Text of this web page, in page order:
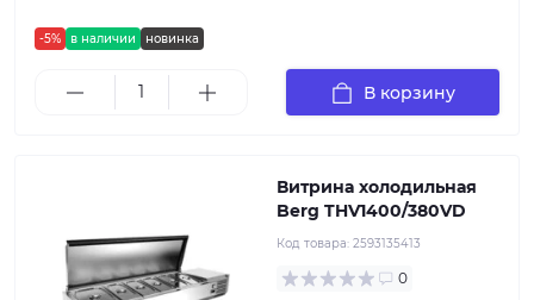
-5% в наличии новинка
В корзину
Витрина холодильная
Berg THV1400/380VD
Код товара: 2593135413
0